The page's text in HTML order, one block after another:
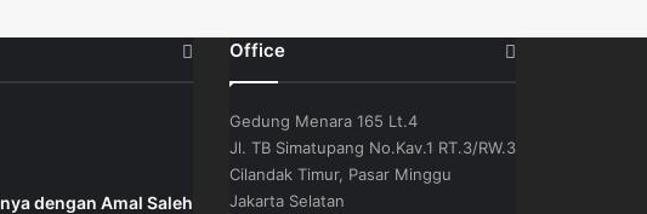
dengan Amal Saleh
Office
Gedung Menara 165 Lt.4
Jl. TB Simatupang No.Kav.1 RT.3/RW.3
Cilandak Timur, Pasar Minggu
Jakarta Selatan